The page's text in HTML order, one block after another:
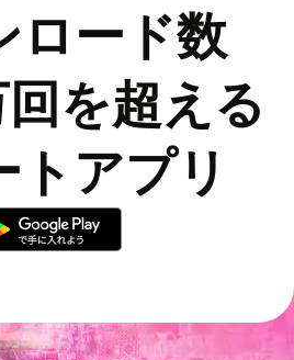
ロード数
を超える
トアプリ